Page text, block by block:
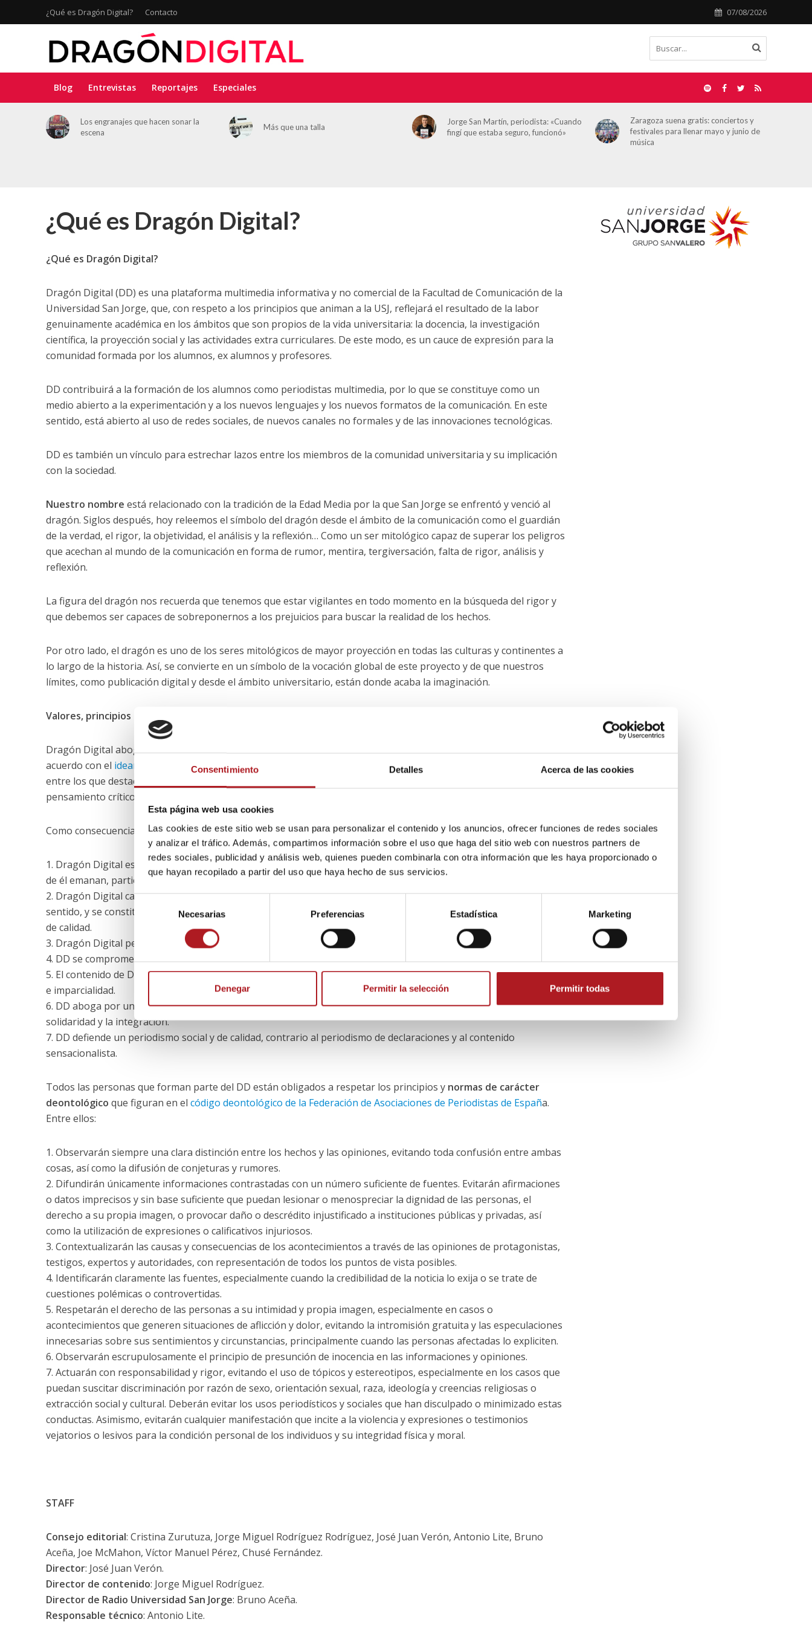
Consentimiento Detalles Acerca de las cookies
Esta página web usa cookies
Las cookies de este sitio web se usan para personalizar el contenido y los anuncios, ofrecer funciones de redes sociales
y analizar el tráfico. Además, compartimos información sobre el uso que haga del sitio web con nuestros partners de
redes sociales, publicidad y análisis web, quienes pueden combinarla con otra información que les haya proporcionado o
que hayan recopilado a partir del uso que haya hecho de sus servicios.
S
e
e
n
d
n
s
i
i
e
n
t
o
Necesarias Preferencias Estadística Marketing
Denegar Permitir la selección Permitir todas
¿Qué es Dragón Digital? Contacto 07/08/2026
Blog Entrevistas Reportajes Especiales
Los engranajes que hacen sonar la
escena
Más que una talla
Jorge San Martín, periodista: «Cuando
fingí que estaba seguro, funcionó»
Zaragoza suena gratis: conciertos y
festivales para llenar mayo y junio de
música
¿Qué es Dragón Digital?
¿Qué es Dragón Digital?
Dragón Digital (DD) es una plataforma multimedia informativa y no comercial de la Facultad de Comunicación de la
Universidad San Jorge, que, con respeto a los principios que animan a la USJ, reflejará el resultado de la labor
genuinamente académica en los ámbitos que son propios de la vida universitaria: la docencia, la investigación
científica, la proyección social y las actividades extra curriculares. De este modo, es un cauce de expresión para la
comunidad formada por los alumnos, ex alumnos y profesores.
DD contribuirá a la formación de los alumnos como periodistas multimedia, por lo que se constituye como un
medio abierto a la experimentación y a los nuevos lenguajes y los nuevos formatos de la comunicación. En este
sentido, está abierto al uso de redes sociales, de nuevos canales no formales y de las innovaciones tecnológicas.
DD es también un vínculo para estrechar lazos entre los miembros de la comunidad universitaria y su implicación
con la sociedad.
Nuestro nombre está relacionado con la tradición de la Edad Media por la que San Jorge se enfrentó y venció al
dragón. Siglos después, hoy releemos el símbolo del dragón desde el ámbito de la comunicación como el guardián
de la verdad, el rigor, la objetividad, el análisis y la reflexión… Como un ser mitológico capaz de superar los peligros
que acechan al mundo de la comunicación en forma de rumor, mentira, tergiversación, falta de rigor, análisis y
reflexión.
La figura del dragón nos recuerda que tenemos que estar vigilantes en todo momento en la búsqueda del rigor y
que debemos ser capaces de sobreponernos a los prejuicios para buscar la realidad de los hechos.
Por otro lado, el dragón es uno de los seres mitológicos de mayor proyección en todas las culturas y continentes a
lo largo de la historia. Así, se convierte en un símbolo de la vocación global de este proyecto y de que nuestros
límites, como publicación digital y desde el ámbito universitario, están donde acaba la imaginación.
Valores, principios editoriales y código deontológico
Dragón Digital aboga por un modelo periodístico orientado por una serie devalores fundamentalesque, de
acuerdo con el ideario de la Universidad San Jorge
, tienen como base la perspectiva del humanismo cristiano y
entre los que destacan el respeto a la veracidad, la responsabilidad, el compromiso con la independencia, el
pensamiento crítico, la actitud emprendedora, el esfuerzo y el espíritu de servicio a la sociedad.
Como consecuencia, DD cuenta con los siguientes principios editoriales:
1. Dragón Digital está comprometido con el Estado social y democrático de Derecho y con las normas jurídicas que
de él emanan, partiendo de la Constitución Española.
2. Dragón Digital carece de militancia política o ideológica, rechaza cualquier intento de mediatización en este
sentido, y se constituye como un espacio para el libre debate de las ideas y para ofrecer a la sociedad información
de calidad.
3. Dragón Digital persigue una sociedad justa, de progreso, idealista y solidaria.
4. DD se compromete a publicar una información honrada, valiente, veraz, fiable y contrastada.
5. El contenido de DD se ajustará en todo momento a la fidelidad de los hechos, con diligencia, exactitud, equilibrio
e imparcialidad.
6. DD aboga por una sociedad ética, basada en la paz, el respeto a los derechos humanos, al medio ambiente, la
solidaridad y la integración.
7. DD defiende un periodismo social y de calidad, contrario al periodismo de declaraciones y al contenido
sensacionalista.
Todos las personas que forman parte del DD están obligados a respetar los principios y normas de carácter
deontológico que figuran en el código deontológico de la Federación de Asociaciones de Periodistas de España.
Entre ellos:
1. Observarán siempre una clara distinción entre los hechos y las opiniones, evitando toda confusión entre ambas
cosas, así como la difusión de conjeturas y rumores.
2. Difundirán únicamente informaciones contrastadas con un número suficiente de fuentes. Evitarán afirmaciones
o datos imprecisos y sin base suficiente que puedan lesionar o menospreciar la dignidad de las personas, el
derecho a su propia imagen, o provocar daño o descrédito injustificado a instituciones públicas y privadas, así
como la utilización de expresiones o calificativos injuriosos.
3. Contextualizarán las causas y consecuencias de los acontecimientos a través de las opiniones de protagonistas,
testigos, expertos y autoridades, con representación de todos los puntos de vista posibles.
4. Identificarán claramente las fuentes, especialmente cuando la credibilidad de la noticia lo exija o se trate de
cuestiones polémicas o controvertidas.
5. Respetarán el derecho de las personas a su intimidad y propia imagen, especialmente en casos o
acontecimientos que generen situaciones de aflicción y dolor, evitando la intromisión gratuita y las especulaciones
innecesarias sobre sus sentimientos y circunstancias, principalmente cuando las personas afectadas lo expliciten.
6. Observarán escrupulosamente el principio de presunción de inocencia en las informaciones y opiniones.
7. Actuarán con responsabilidad y rigor, evitando el uso de tópicos y estereotipos, especialmente en los casos que
puedan suscitar discriminación por razón de sexo, orientación sexual, raza, ideología y creencias religiosas o
extracción social y cultural. Deberán evitar los usos periodísticos y sociales que han disculpado o minimizado estas
conductas. Asimismo, evitarán cualquier manifestación que incite a la violencia y expresiones o testimonios
vejatorios o lesivos para la condición personal de los individuos y su integridad física y moral.
STAFF
Consejo editorial: Cristina Zurutuza, Jorge Miguel Rodríguez Rodríguez, José Juan Verón, Antonio Lite, Bruno
Aceña, Joe McMahon, Víctor Manuel Pérez, Chusé Fernández.
Director: José Juan Verón.
Director de contenido: Jorge Miguel Rodríguez.
Director de Radio Universidad San Jorge: Bruno Aceña.
Responsable técnico: Antonio Lite.